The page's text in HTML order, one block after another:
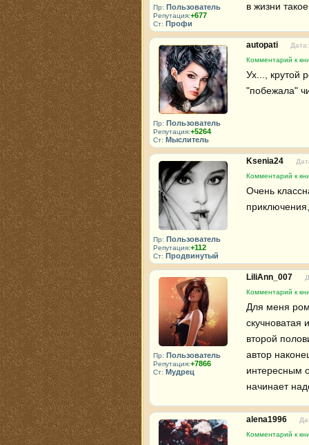
Пр: Пользователь
Репутация:+677
Ст: Профи
в жизни
Пр: Пользователь
Репутация:+5264
Ст: Мыслитель
autopati
Комментарий к
Ух..., крутой
"побежала"
Пр: Пользователь
Репутация:+112
Ст: Продвинутый
Ksenia24
Комментарий к
Очень
Пр: Пользователь
Репутация:+7866
Ст: Мудрец
LiliAnn_007
Комментарий к
Для меня
скучноватая
второй
автор
интересным
начинает
alena1996
Комментарий к